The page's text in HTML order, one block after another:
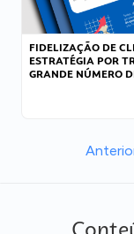
FIDELIZAÇÃO DE
ESTRATÉGIA POR
GRANDE NÚMERO